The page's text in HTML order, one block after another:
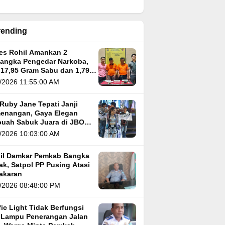
Rohil Amankan 2
Pengedar Narkoba,
Gram Sabu dan 1,79
Ganja11:55:00 AM
Jane Tepati Janji
Gaya Elegan
Sabuk Juara di JBO
10:03:00 AM
Damkar Pemkab Bangka
Satpol PP Pusing Atasi
08:48:00 PM
Light Tidak Berfungsi
Penerangan Jalan